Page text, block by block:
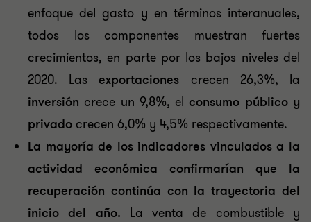
enfoque del gasto y en términos interanuales,
todos los componentes muestran fuertes
crecimientos, en parte por los bajos niveles del
2020. Lasexportaciones crecen 26,3%, la
inversión crece un 9,8%, elconsumo público y
privado crecen 6,0% y 4,5% respectivamente.
La mayoría de los indicadores vinculados a la
actividad económica confirmarían que la
recuperación continúa con la trayectoria del
inicio del año. La venta de combustible y